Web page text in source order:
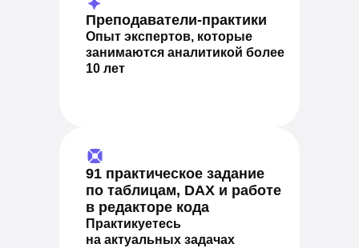
Преподаватели-практики
Опыт экспертов, которые
занимаются аналитикой более
10 лет
91 практическое задание
по таблицам, DAX и работе
в редакторе кода
Практикуетесь
на актуальных задачах